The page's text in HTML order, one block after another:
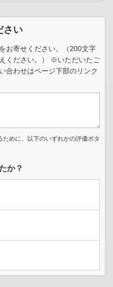
さい
お寄せください。（200文字
ください。） ※いただいたご
合わせはページ下部のリンク
めに、以下のいずれかの評価ボタ
か？